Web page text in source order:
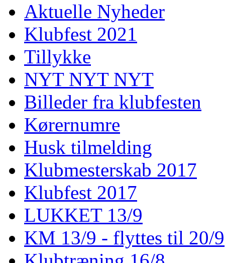
Aktuelle Nyheder
Klubfest 2021
Tillykke
NYT NYT NYT
Billeder fra klubfesten
Kørernumre
Husk tilmelding
Klubmesterskab 2017
Klubfest 2017
LUKKET 13/9
KM 13/9 - flyttes til 20/9